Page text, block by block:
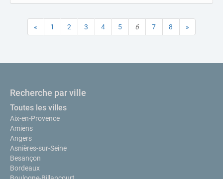
« 1 2 3 4 5 6 7 8 »
Recherche par ville
Toutes les villes
Aix-en-Provence
Amiens
Angers
Asnières-sur-Seine
Besançon
Bordeaux